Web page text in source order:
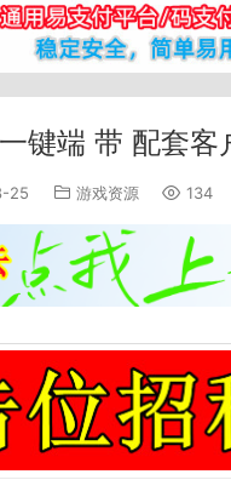
键端 带 配套客
25 游戏资源 134